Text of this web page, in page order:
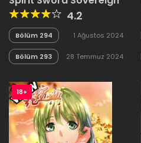
4.2
Bölüm 294 1 Ağustos 2024
Bölüm 293 28 Temmuz 2024
18+